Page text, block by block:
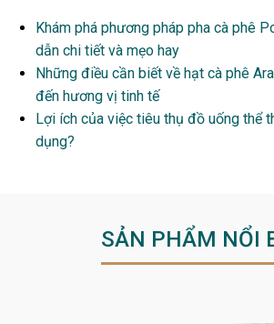
Khám phá phương pháp pha cà phê
dẫn chi tiết và mẹo hay
Những điều cần biết về hạt cà phê
đến hương vị tinh tế
Lợi ích của việc tiêu thụ đồ uống thể
dụng?
SẢN PHẨM NỔI